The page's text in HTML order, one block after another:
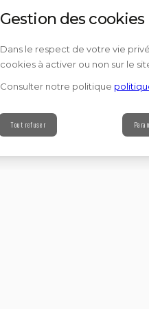
Gestion des cookies
Dans le respect de votre vie
cookies à activer ou non sur le
Consulter notre politique
Tout refuser